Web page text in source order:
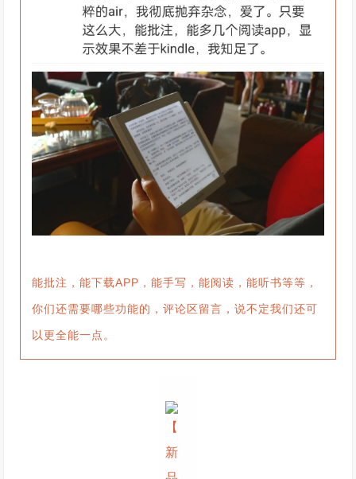
能批注，能下载APP，能手写，能阅读，能听书等等，
你们还需要哪些功能的，评论区留言，说不定我们还可
以更全能一点。